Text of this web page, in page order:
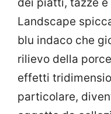
Landscape
blu indaco che
rilievo della
effetti
particolare,